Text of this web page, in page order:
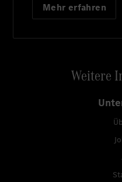
Mehr erfahren
Weitere